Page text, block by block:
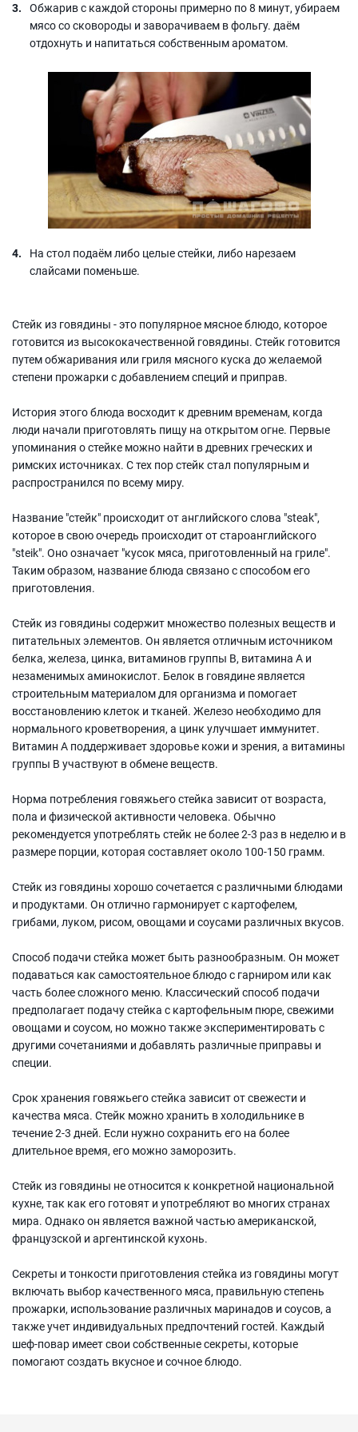
Обжарив с каждой стороны примерно по 8 минут, убираем
мясо со сковороды и заворачиваем в фольгу. даём
отдохнуть и напитаться собственным ароматом.
На стол подаём либо целые стейки, либо нарезаем
слайсами поменьше.
Стейк из говядины - это популярное мясное блюдо, которое
готовится из высококачественной говядины. Стейк готовится
путем обжаривания или гриля мясного куска до желаемой
степени прожарки с добавлением специй и приправ.
История этого блюда восходит к древним временам, когда
люди начали приготовлять пищу на открытом огне. Первые
упоминания о стейке можно найти в древних греческих и
римских источниках. С тех пор стейк стал популярным и
распространился по всему миру.
Название "стейк" происходит от английского слова "steak",
которое в свою очередь происходит от староанглийского
"steik". Оно означает "кусок мяса, приготовленный на гриле".
Таким образом, название блюда связано с способом его
приготовления.
Стейк из говядины содержит множество полезных веществ и
питательных элементов. Он является отличным источником
белка, железа, цинка, витаминов группы В, витамина А и
незаменимых аминокислот. Белок в говядине является
строительным материалом для организма и помогает
восстановлению клеток и тканей. Железо необходимо для
нормального кроветворения, а цинк улучшает иммунитет.
Витамин А поддерживает здоровье кожи и зрения, а витамины
группы В участвуют в обмене веществ.
Норма потребления говяжьего стейка зависит от возраста,
пола и физической активности человека. Обычно
рекомендуется употреблять стейк не более 2-3 раз в неделю и в
размере порции, которая составляет около 100-150 грамм.
Стейк из говядины хорошо сочетается с различными блюдами
и продуктами. Он отлично гармонирует с картофелем,
грибами, луком, рисом, овощами и соусами различных вкусов.
Способ подачи стейка может быть разнообразным. Он может
подаваться как самостоятельное блюдо с гарниром или как
часть более сложного меню. Классический способ подачи
предполагает подачу стейка с картофельным пюре, свежими
овощами и соусом, но можно также экспериментировать с
другими сочетаниями и добавлять различные приправы и
специи.
Срок хранения говяжьего стейка зависит от свежести и
качества мяса. Стейк можно хранить в холодильнике в
течение 2-3 дней. Если нужно сохранить его на более
длительное время, его можно заморозить.
Стейк из говядины не относится к конкретной национальной
кухне, так как его готовят и употребляют во многих странах
мира. Однако он является важной частью американской,
французской и аргентинской кухонь.
Секреты и тонкости приготовления стейка из говядины могут
включать выбор качественного мяса, правильную степень
прожарки, использование различных маринадов и соусов, а
также учет индивидуальных предпочтений гостей. Каждый
шеф-повар имеет свои собственные секреты, которые
помогают создать вкусное и сочное блюдо.